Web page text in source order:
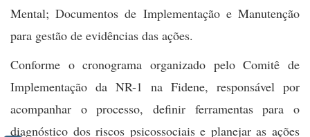
Mental; Documentos de Implementação e Manutenção
para gestão de evidências das ações.
Conforme o cronograma organizado pelo Comitê de
Implementação da NR-1 na Fidene, responsável por
acompanhar o processo, definir ferramentas para o
diagnóstico dos riscos psicossociais e planejar as ações